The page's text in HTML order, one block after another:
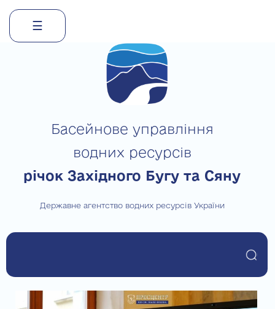
☰
Басейнове управління
водних ресурсів
річок Західного Бугу та Сяну
Державне агентство водних ресурсів України